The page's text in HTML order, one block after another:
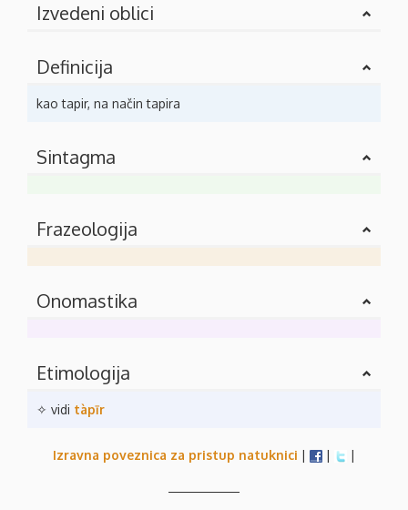
Izvedeni oblici
Definicija
kao tapir, na način tapira
Sintagma
Frazeologija
Onomastika
Etimologija
✧ vidi tàpīr
Izravna poveznica za pristup natuknici | | |